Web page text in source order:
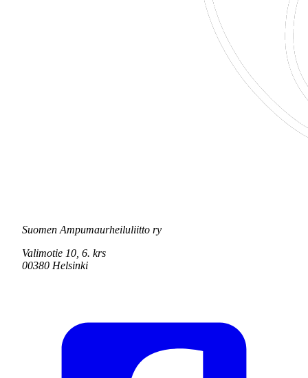
Suomen Ampumaurheiluliitto ry
Valimotie 10, 6. krs
00380 Helsinki